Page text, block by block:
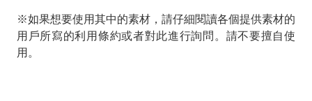
※如果想要使用其中的素材，請仔細閱讀各個提供素材的
用戶所寫的利用條約或者對此進行詢問。請不要擅自使
用。